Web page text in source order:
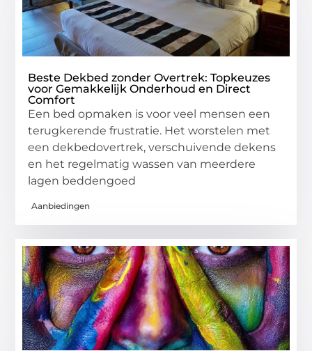
Beste Dekbed zonder Overtrek: Topkeuzes
voor Gemakkelijk Onderhoud en Direct
Comfort
Een bed opmaken is voor veel mensen een
terugkerende frustratie. Het worstelen met
een dekbedovertrek, verschuivende dekens
en het regelmatig wassen van meerdere
lagen beddengoed
Aanbiedingen